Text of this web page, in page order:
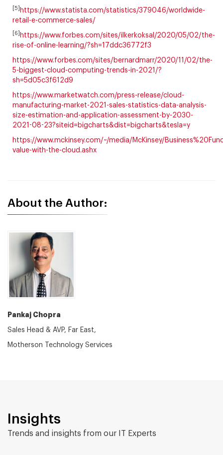
[5]
https://www.statista.com/statistics/379046/worldwide-
retail-e-commerce-sales/
[6]
https://www.forbes.com/sites/ilkerkoksal/2020/05/02/the-
rise-of-online-learning/?sh=17ddc36772f3
https://www.forbes.com/sites/bernardmarr/2020/11/02/the-
5-biggest-cloud-computing-trends-in-2021/?
sh=5d05c3f612d9
https://www.marketwatch.com/press-release/cloud-
manufacturing-market-2021-sales-statistics-data-analysis-
size-estimation-and-application-assessment-by-2030-
2021-08-23?siteid=bigcharts&dist=bigcharts&tesla=y
https://www.mckinsey.com/~/media/McKinsey/
value-with-the-cloud.ashx
About the Author:
Pankaj Chopra
Sales Head & AVP, Far East,
Motherson Technology Services
Insights
Trends and insights from our IT Experts